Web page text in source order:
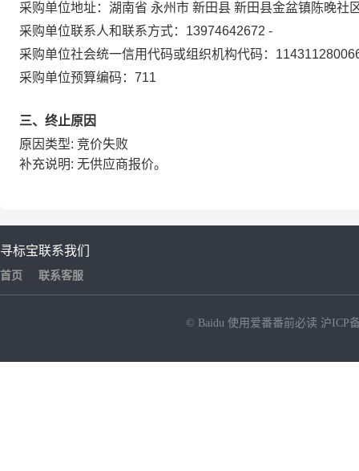
采购单位地址： 湖南省 永州市 新田县 新田县金盆镇陈晚社
采购单位联系人和联系方式： 13974642672 -
采购单位社会统一信用代码或组织机构代码：
采购单位预算编码： 711
三、终止原因
原因类型: 竞价失败
补充说明: 无供应商报价。
寻标宝
首页
联系我们
联系客服
© Baidu 使用爱番番前必读 沪ICP